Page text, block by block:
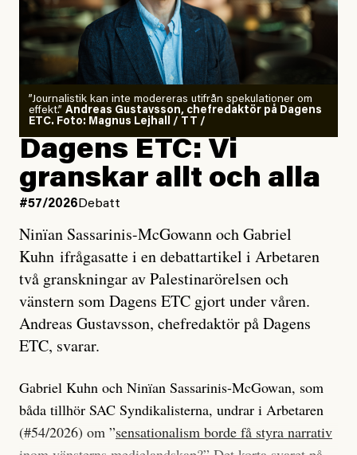
”Journalistik kan inte modereras utifrån spekulationer om
effekt.” Andreas Gustavsson, chefredaktör på Dagens
ETC. Foto: Magnus Lejhall / TT /
Dagens ETC: Vi
granskar allt och alla
#57/2026 Debatt
Ninïan Sassarinis-McGowann och Gabriel
Kuhn ifrågasatte i en debattartikel i Arbetaren
två granskningar av Palestinarörelsen och
vänstern som Dagens ETC gjort under våren.
Andreas Gustavsson, chefredaktör på Dagens
ETC, svarar.
Gabriel Kuhn och Ninïan Sassarinis-McGowan, som
båda tillhör SAC Syndikalisterna, undrar i Arbetaren
(#54/2026) om ”sensationalism borde få styra narrativ